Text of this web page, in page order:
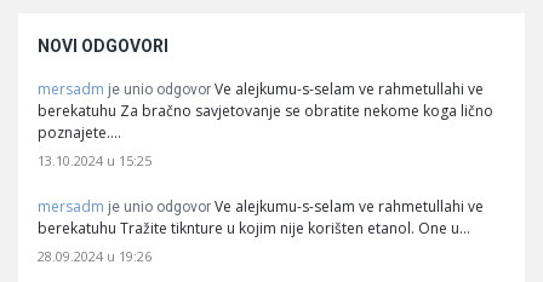
NOVI ODGOVORI
mersadm je unio odgovor Ve alejkumu-s-selam ve rahmetullahi ve
berekatuhu Za bračno savjetovanje se obratite nekome koga lično
poznajete.…
13.10.2024 u 15:25
mersadm je unio odgovor Ve alejkumu-s-selam ve rahmetullahi ve
berekatuhu Tražite tiknture u kojim nije korišten etanol. One u…
28.09.2024 u 19:26